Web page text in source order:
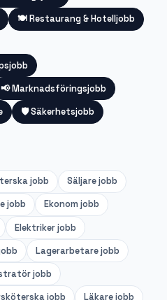
🍽️Restaurang & Hotelljobb
📢Marknadsföringsjobb
🛡️Säkerhetsjobb
jobb Säljarejobb
jobb Ekonom jobb
Elektrikerjobb
Lagerarbetarejobb
jobb
jobb Läkarejobb